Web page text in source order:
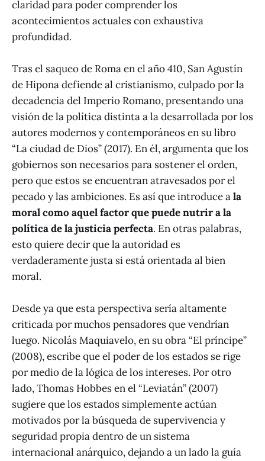
claridad para poder comprender los
acontecimientos actuales con exhaustiva
profundidad.
Tras el saqueo de Roma en el año 410, San Agustín
de Hipona defiende al cristianismo, culpado por la
decadencia del Imperio Romano, presentando una
visión de la política distinta a la desarrollada por los
autores modernos y contemporáneos en su libro
“La ciudad de Dios” (2017). En él, argumenta que los
gobiernos son necesarios para sostener el orden,
pero que estos se encuentran atravesados por el
pecado y las ambiciones. Es así que introduce ala
moral como aquel factor que puede nutrir a la
política de la justicia perfecta. En otras palabras,
esto quiere decir que la autoridad es
verdaderamente justa si está orientada al bien
moral.
Desde ya que esta perspectiva sería altamente
criticada por muchos pensadores que vendrían
luego. Nicolás Maquiavelo, en su obra “El príncipe”
(2008), escribe que el poder de los estados se rige
por medio de la lógica de los intereses. Por otro
lado, Thomas Hobbes en el “Leviatán” (2007)
sugiere que los estados simplemente actúan
motivados por la búsqueda de supervivencia y
seguridad propia dentro de un sistema
internacional anárquico, dejando a un lado la guía